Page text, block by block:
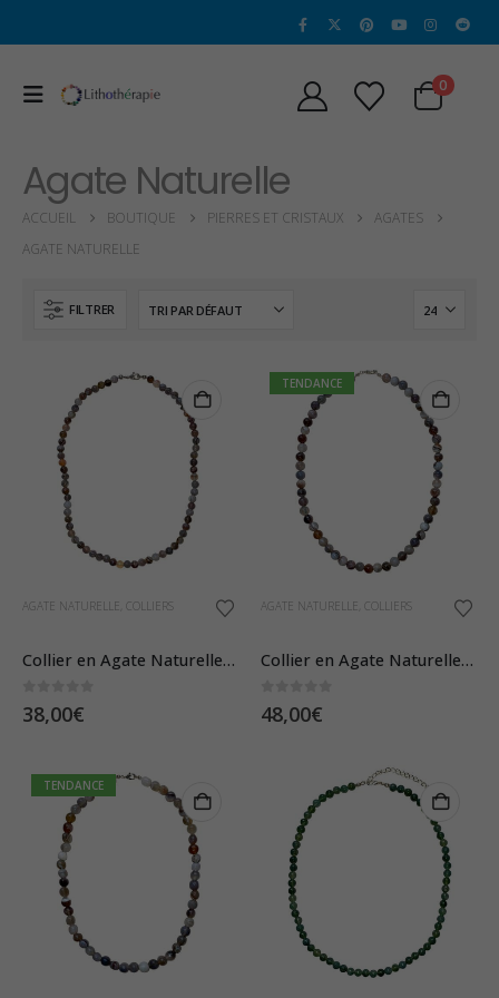
0
Agate Naturelle
ACCUEIL BOUTIQUE PIERRES ET CRISTAUX
AGATES
AGATE NATURELLE
FILTRER
AGATE NATURELLE COLLIERS
Collier en Agate Naturelle – Pierres Boules 6mm
38,00€
TENDANCE
AGATE NATURELLE COLLIERS
Collier en Agate Naturelle – Pierres Boules 8mm
48,00€
TENDANCE